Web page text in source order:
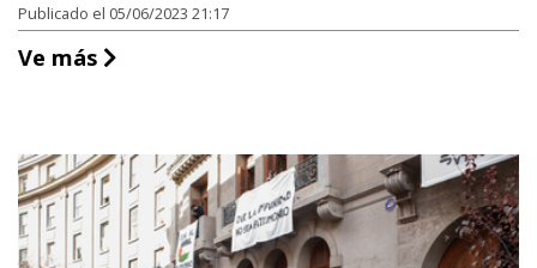
Publicado el 05/06/2023 21:17
Ve más Museo Andino